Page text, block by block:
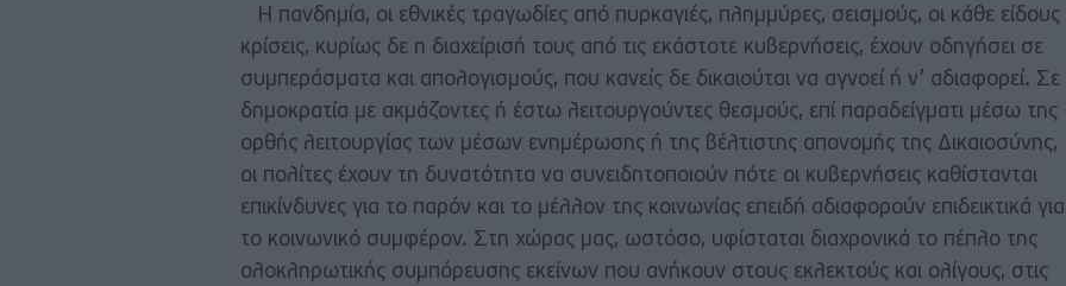
Η πανδημία, οι εθνικές τραγωδίες από πυρκαγιές, πλημμύρες, σεισμούς, οι κάθε είδους
κρίσεις, κυρίως δε η διαχείρισή τους από τις εκάστοτε κυβερνήσεις, έχουν οδηγήσει σε
συμπεράσματα και απολογισμούς, που κανείς δε δικαιούται να αγνοεί ή ν’ αδιαφορεί. Σε
δημοκρατία με ακμάζοντες ή έστω λειτουργούντες θεσμούς, επί παραδείγματι μέσω της
ορθής λειτουργίας των μέσων ενημέρωσης ή της βέλτιστης απονομής της Δικαιοσύνης,
οι πολίτες έχουν τη δυνατότητα να συνειδητοποιούν πότε οι κυβερνήσεις καθίστανται
επικίνδυνες για το παρόν και το μέλλον της κοινωνίας επειδή αδιαφορούν επιδεικτικά για
το κοινωνικό συμφέρον. Στη χώρας μας, ωστόσο, υφίσταται διαχρονικά το πέπλο της
ολοκληρωτικής συμπόρευσης εκείνων που ανήκουν στους εκλεκτούς και ολίγους, στις